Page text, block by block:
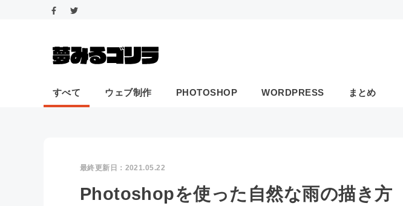
すべて ウェブ制作 PHOTOSHOP WORDPRESS まとめ
最終更新日： 2021.05.22
Photoshopを使った自然な雨の描き方